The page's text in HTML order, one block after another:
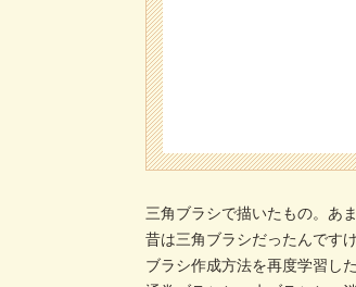
三角ブラシで描いたもの。あ
昔は三角ブラシだったんです
ブラシ作成方法を再度学習し